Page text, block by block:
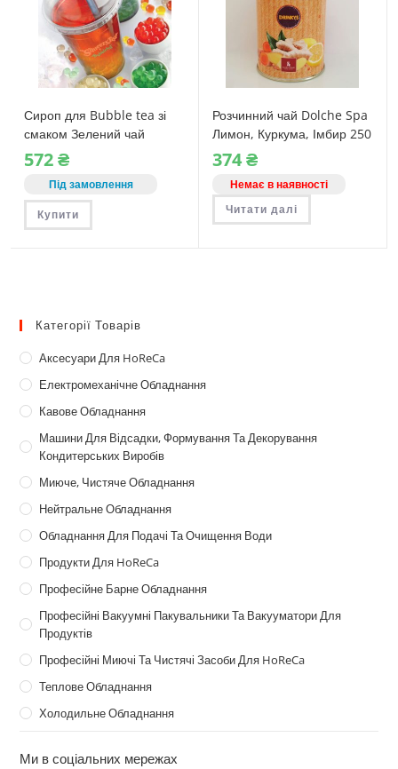
Сироп для Bubble tea зі
смаком Зелений чай
Dolche Spa пляшка 1 кг
572₴
Під замовлення
Купити
Розчинний чай Dolche Spa
Лимон, Куркума, Імбир 250
г
374₴
Немає в наявності
Читати далі
Категорії Товарів
Аксесуари Для HoReCa
Електромеханічне Обладнання
Кавове Обладнання
Машини Для Відсадки, Формування Та Декорування
Кондитерських Виробів
Миюче, Чистяче Обладнання
Нейтральне Обладнання
Обладнання Для Подачі Та Очищення Води
Продукти Для HoReCa
Професійне Барне Обладнання
Професійні Вакуумні Пакувальники Та Вакууматори Для
Продуктів
Професійні Миючі Та Чистячі Засоби Для HoReCa
Теплове Обладнання
Холодильне Обладнання
Ми в соціальних мережах